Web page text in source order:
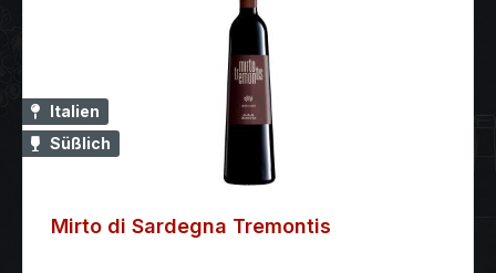
Italien
Süßlich
Mirto di Sardegna Tremontis